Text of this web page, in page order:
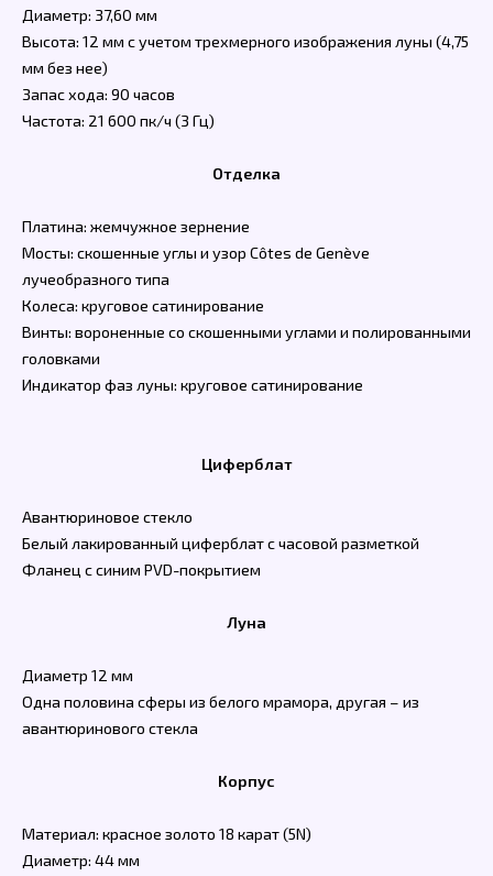
Диаметр: 37,60 мм
Высота: 12 мм с учетом трехмерного изображения луны (4,75
мм без нее)
Запас хода: 90 часов
Частота: 21 600 пк/ч (3 Гц)
Отделка
Платина: жемчужное зернение
Мосты: скошенные углы и узор Côtes de Genève
лучеобразного типа
Колеса: круговое сатинирование
Винты: вороненные со скошенными углами и полированными
головками
Индикатор фаз луны: круговое сатинирование
Циферблат
Авантюриновое стекло
Белый лакированный циферблат с часовой разметкой
Фланец с синим PVD-покрытием
Луна
Диаметр 12 мм
Одна половина сферы из белого мрамора, другая – из
авантюринового стекла
Корпус
Материал: красное золото 18 карат (5N)
Диаметр: 44 мм